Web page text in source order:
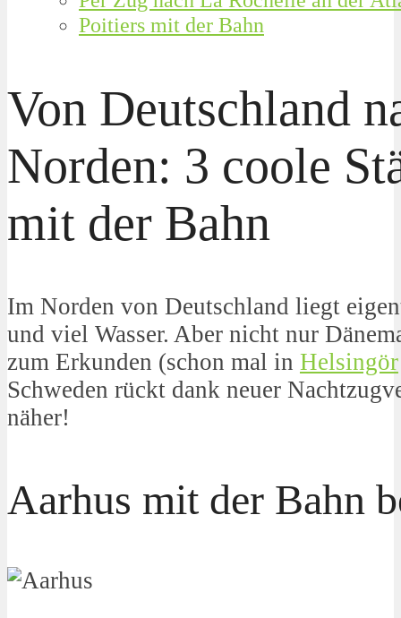
Poitiers mit der Bahn
Von Deutschland
Norden: 3 coole
mit der Bahn
Im Norden von Deutschland liegt
und viel Wasser. Aber nicht nur
zum Erkunden (schon mal in Helsingör
Schweden rückt dank neuer
näher!
Aarhus mit der Bahn